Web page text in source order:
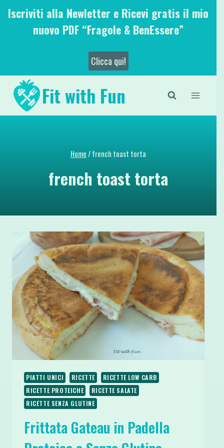
SaltaIscriviti alla Newletter e Ricevi gratis il mio
nuovo PDF “Fragole & BenEssere”
Clicca qui!
Fit with Fun
Home/french toast torta
french toast torta
PIATTI UNICI RICETTE
RICETTE LOW CARB
RICETTE PROTEICHE
RICETTE SALATE
RICETTE SENZA GLUTINE
Frittata Gateau in Padella